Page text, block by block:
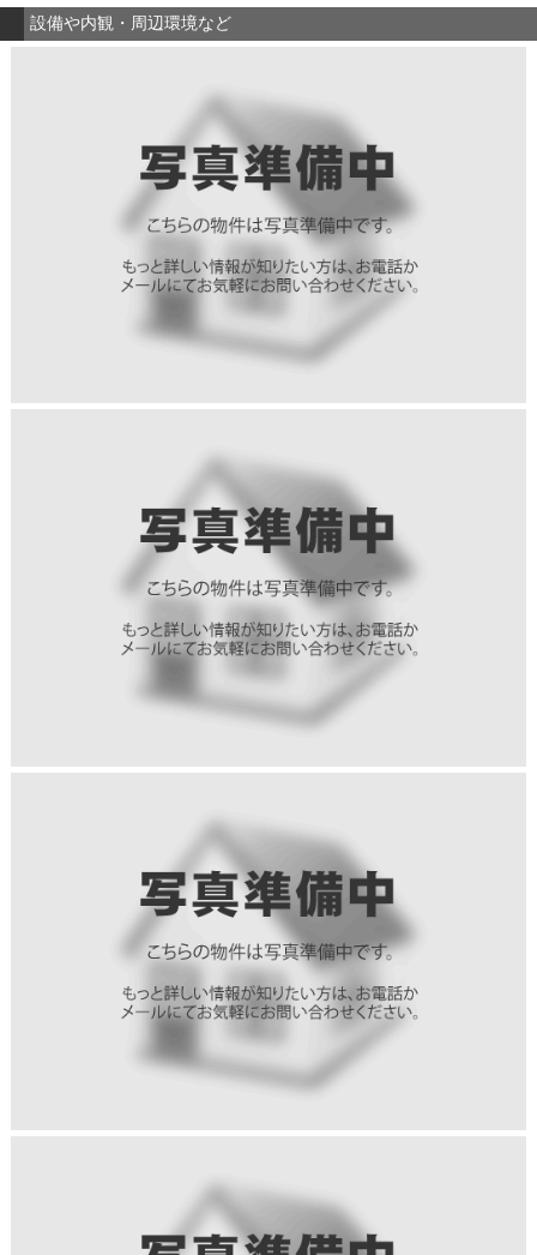
設備や内観・周辺環境など